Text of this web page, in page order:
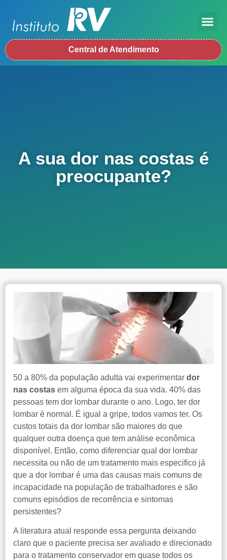
Central de Atendimento
A sua dor nas costas é
preocupante?
50 a 80% da população adulta vai experimentar dor
nas costas em alguma época da sua vida. 40% das
pessoas tem dor lombar durante o ano. Logo, ter dor
lombar é normal. É igual a gripe, todos vamos ter. Os
custos totais da dor lombar são maiores do que
qualquer outra doença que tem análise econômica
disponível. Então, como diferenciar qual dor lombar
necessita ou não de um tratamento mais especifico já
que a dor lombar é uma das causas mais comuns de
incapacidade na população de trabalhadores e são
comuns episódios de recorrência e sintomas
persistentes?
A literatura atual responde essa pergunta deixando
claro que o paciente precisa ser avaliado e direcionado
para o tratamento conservador em quase todos os